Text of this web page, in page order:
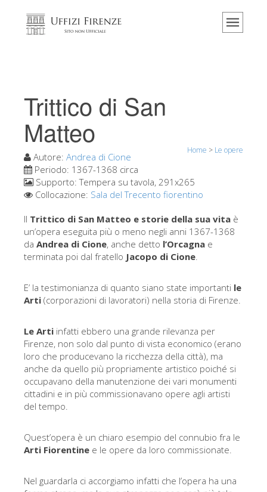
Home
Eventi e mostre
I commenti dei visitatori
Visita gli Uffizi
Prenota ora
Tour virtuale
Le opere
Le sale
Le nuove sale
Museo nazionale del Bargello
Galleria dell'Accademia
Galleria Palatina
Museo Archeologico
Trittico di San
Matteo
Home > Le opere
Autore: Andrea di Cione
Periodo: 1367-1368 circa
Supporto:Tempera su tavola, 291x265
Collocazione: Sala del Trecento fiorentino
Il Trittico di San Matteo e storie della sua vita è
un’opera eseguita più o meno negli anni 1367-1368
da Andrea di Cione, anche detto l’Orcagna e
terminata poi dal fratello Jacopo di Cione.
E’ la testimonianza di quanto siano state importanti le
Arti (corporazioni di lavoratori) nella storia di Firenze.
Le Arti infatti ebbero una grande rilevanza per
Firenze, non solo dal punto di vista economico (erano
loro che producevano la ricchezza della città), ma
anche da quello più propriamente artistico poiché si
occupavano della manutenzione dei vari monumenti
cittadini e in più commissionavano opere agli artisti
del tempo.
Quest’opera è un chiaro esempio del connubio fra le
Arti Fiorentine e le opere da loro commissionate.
Nel guardarla ci accorgiamo infatti che l’opera ha una